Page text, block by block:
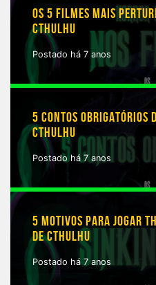
OS 5 FILMES MAIS
CTHULHU
Postado há 7 anos
5 CONTOS
CTHULHU
Postado há 7 anos
5 MOTIVOS PARA JOGAR
DE CTHULHU
Postado há 7 anos